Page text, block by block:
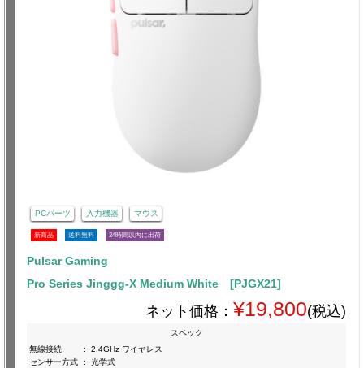
PCパーツ 入力機器 マウス
新商品 送料無料 24時間以内に出荷
Pulsar Gaming
Pro Series Jinggg-X Medium White [PJGX21]
ネット価格： ¥19,800(税込)
スペック
無線接続
:
2.4GHz ワイヤレス
センサー方式
:
光学式